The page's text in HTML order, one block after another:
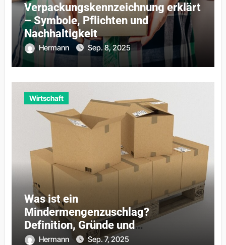
Verpackungskennzeichnung erklärt
– Symbole, Pflichten und
Nachhaltigkeit
Hermann Sep. 8, 2025
Wirtschaft
Was ist ein
Mindermengenzuschlag?
Definition, Gründe und
Praxisbeispiele
Hermann Sep. 7, 2025